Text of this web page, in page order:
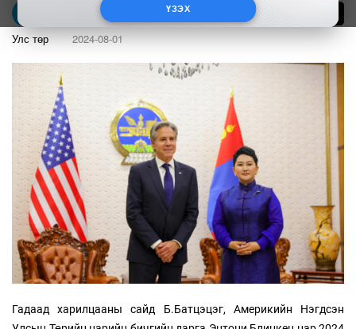
ҮЗЭХ
Улс төр 2024-08-01
Гадаад харилцааны сайд Б.Батцэцэг, Америкийн Нэгдсэн